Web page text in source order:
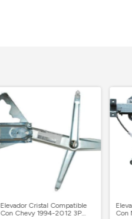
Elevador Cristal Compatible
Con Chevy 1994-2012 3P
Con